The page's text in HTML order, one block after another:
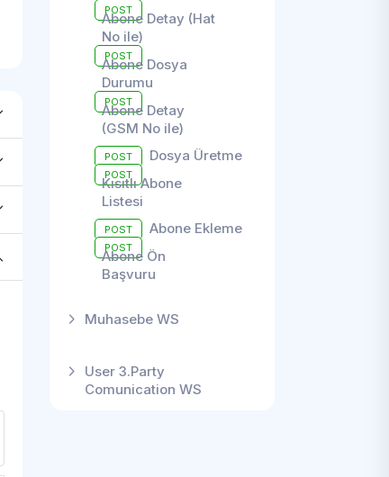
POST
Abone Detay (Hat
No ile)
POST
Abone Dosya
Durumu
POST
Abone Detay
(GSM No ile)
POST Dosya Üretme
POST
Kısıtlı Abone
Listesi
POST Abone Ekleme
POST
Abone Ön
Başvuru
Muhasebe WS
User 3.Party
Comunication WS